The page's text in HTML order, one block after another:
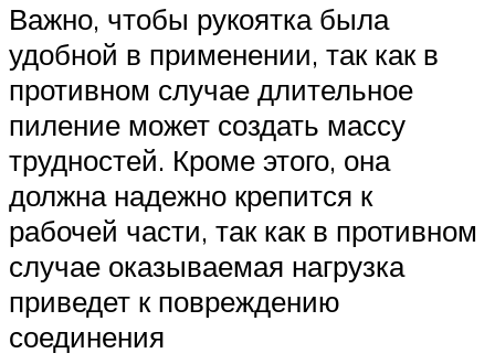
Важно, чтобы рукоятка была
удобной в применении, так как в
противном случае длительное
пиление может создать массу
трудностей. Кроме этого, она
должна надежно крепится к
рабочей части, так как в противном
случае оказываемая нагрузка
приведет к повреждению
соединения